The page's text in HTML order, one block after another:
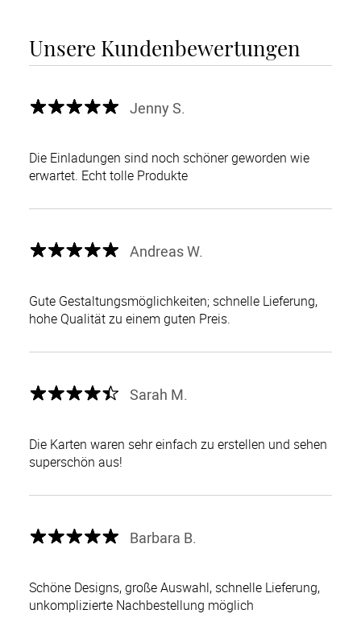
Unsere Kundenbewertungen
Jenny S.
Die Einladungen sind noch schöner geworden wie
erwartet. Echt tolle Produkte
Andreas W.
Gute Gestaltungsmöglichkeiten; schnelle Lieferung,
hohe Qualität zu einem guten Preis.
Sarah M.
Die Karten waren sehr einfach zu erstellen und sehen
superschön aus!
Barbara B.
Schöne Designs, große Auswahl, schnelle Lieferung,
unkomplizierte Nachbestellung möglich